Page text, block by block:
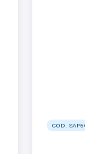
COD.